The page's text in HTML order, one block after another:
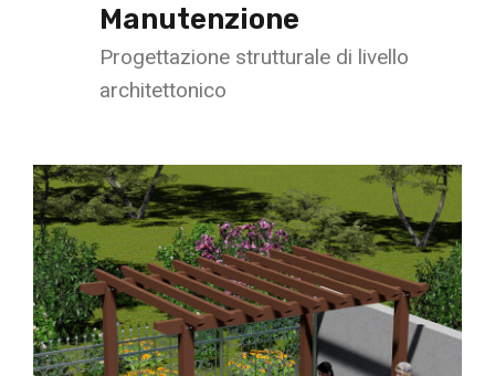
Manutenzione
Progettazione strutturale di livello
architettonico